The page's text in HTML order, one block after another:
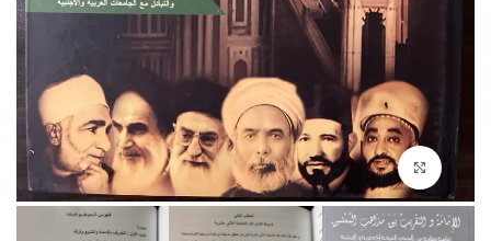
Click to enlarge